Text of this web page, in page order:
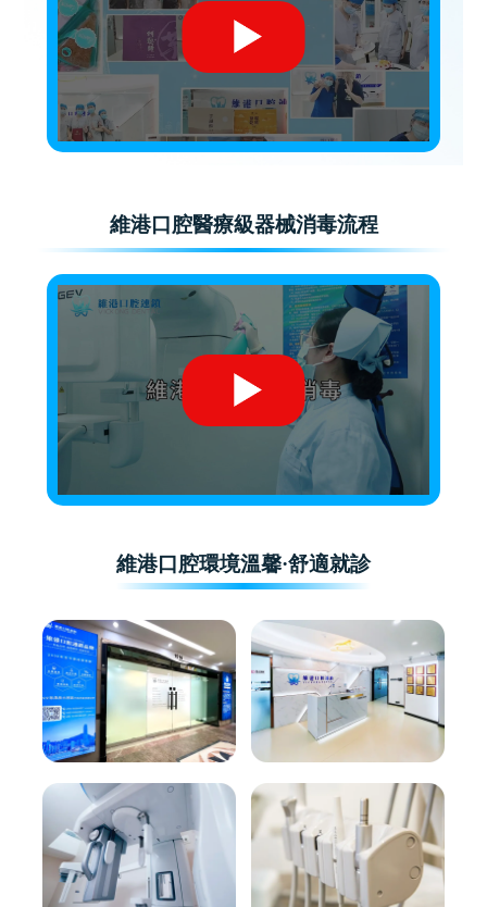
維港口腔醫療級器械消毒流程
維港口腔環境溫馨·舒適就診